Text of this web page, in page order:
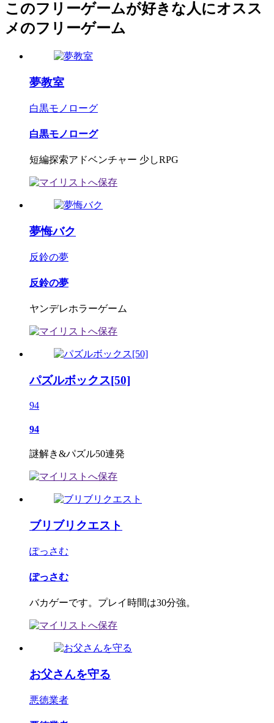
このフリーゲームが好きな人にオスス
メのフリーゲーム
夢教室
白黒モノローグ
白黒モノローグ
短編探索アドベンチャー 少しRPG
夢悔バク
反鈴の夢
反鈴の夢
ヤンデレホラーゲーム
パズルボックス[50]
94
94
謎解き&パズル50連発
ブリブリクエスト
ぽっさむ
ぽっさむ
バカゲーです。プレイ時間は30分強。
お父さんを守る
悪徳業者